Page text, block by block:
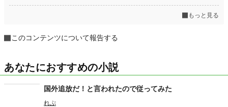
もっと見る
このコンテンツについて報告する
あなたにおすすめの小説
国外追放だ！と言われたので従ってみた
れぷ